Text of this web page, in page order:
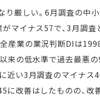
厳しい。6月調査の中
がマイナス57で、3月調査
全産業の業況判断DIは
以来の低水準で過去最悪
近い3月調査のマイナス
に改善はしたものの、改